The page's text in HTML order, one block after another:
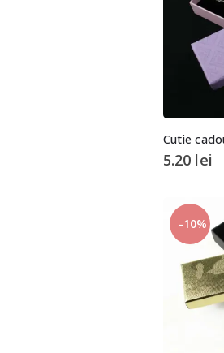
Cutie
5.20 lei
-10%